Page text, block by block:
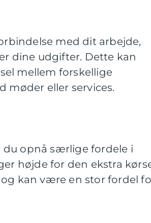
med dit arbejde,
dine udgifter. Dette kan
mellem forskellige
møder eller services.
du opnå særlige fordele i
højde for den ekstra
kan være en stor fordel